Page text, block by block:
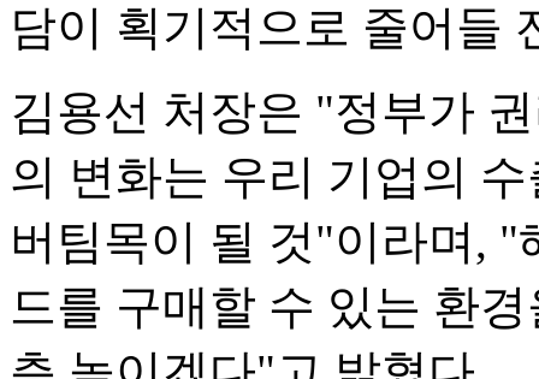
담이 획기적으로 줄어들
김용선 처장은 "정부가
의 변화는 우리 기업의
버팀목이 될 것"이라며,
드를 구매할 수 있는 환